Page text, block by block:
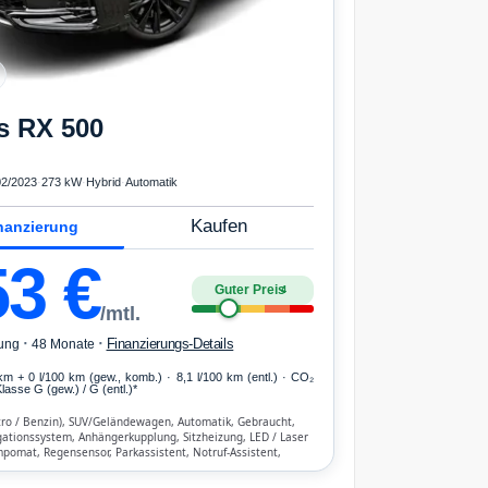
RX 500
2023·273 kW· Hybrid·Automatik
Kaufen
€/mtl.
Guter Preis4
· 48 Monate · Finanzierungs-Details
+ 0 l/100 km (gew., komb.) · 8,1 l/100 km (entl.) · CO₂
G (gew.) / G (entl.)*
/ Benzin), SUV/Geländewagen, Automatik, Gebraucht,
Anhängerkupplung, Sitzheizung, LED / Laser
Regensensor, Parkassistent, Notruf-Assistent,